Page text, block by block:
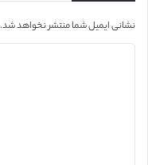
نشانی ایمیل شما منتشر نخواهد شد.